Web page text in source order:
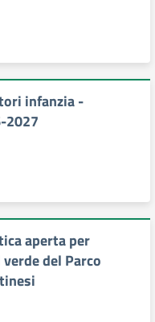
infanzia -
2027
aperta per
del Parco